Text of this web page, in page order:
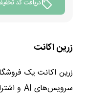
دریافت کد
زرین اکانت
زرین اکانت یک
سرویس‌های AI و اشتراک‌های بین‌المللی را برای کاربران ایرانی فراهم کرده و تلاش می‌کند فرآیند دسترسی به این خدمات را بدون نیاز به کارت‌های اعتباری خارجی ساده‌تر کند. با استفاده از